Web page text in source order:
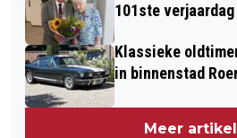
OF VOLLEDIGE
VOOR DIEREN
101ste verjaardag
Klassieke
in binnenstad
Meer